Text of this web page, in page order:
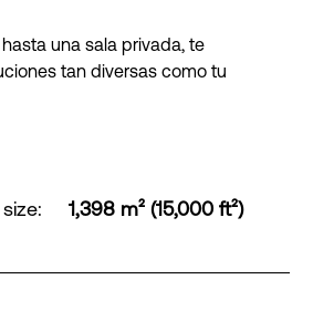
una sala privada, te
tan diversas como tu
: 1,398 m² (15,000 ft²)